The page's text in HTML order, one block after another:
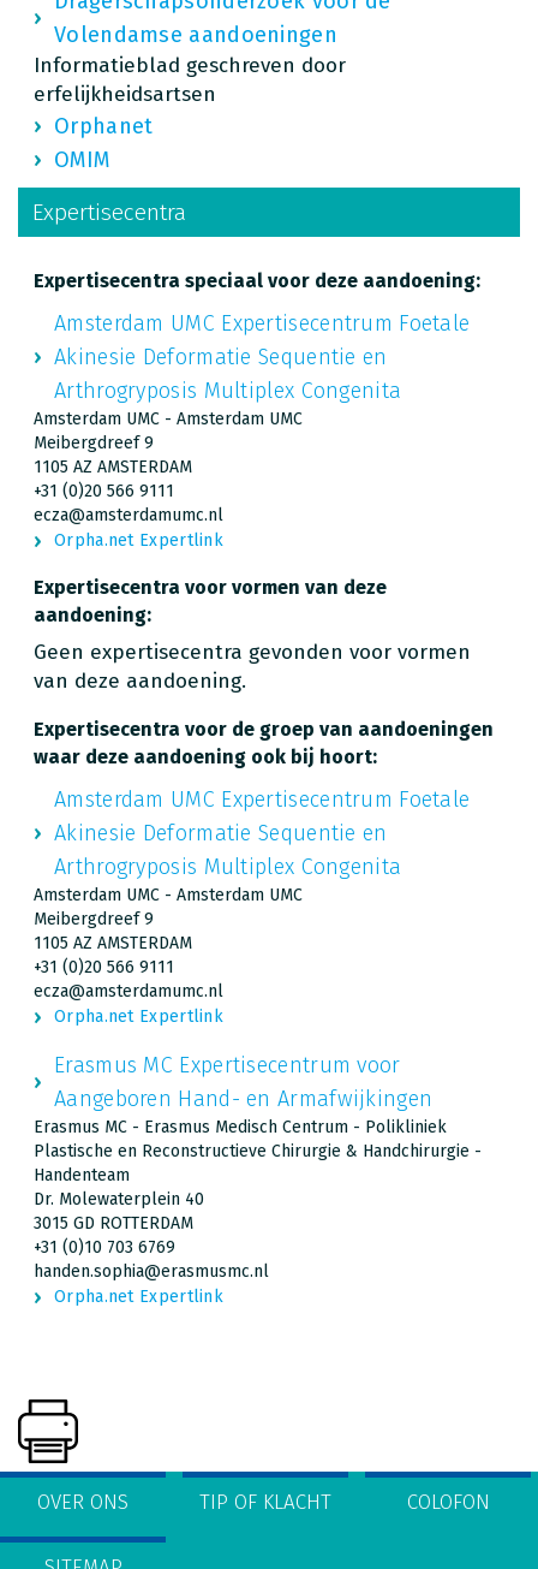
Volendamse aandoeningen
Informatieblad geschreven door
erfelijkheidsartsen
Orphanet
OMIM
Expertisecentra
Expertisecentra speciaal voor deze aandoening:
Amsterdam UMC Expertisecentrum Foetale
Akinesie Deformatie Sequentie en
Arthrogryposis Multiplex Congenita
Amsterdam UMC - Amsterdam UMC
Meibergdreef 9
1105 AZ AMSTERDAM
+31 (0)20 566 9111
ecza@amsterdamumc.nl
Orpha.net Expertlink
Expertisecentra voor vormen van deze
aandoening:
Geen expertisecentra gevonden voor vormen
van deze aandoening.
Expertisecentra voor de groep van aandoeningen
waar deze aandoening ook bij hoort:
Amsterdam UMC Expertisecentrum Foetale
Akinesie Deformatie Sequentie en
Arthrogryposis Multiplex Congenita
Amsterdam UMC - Amsterdam UMC
Meibergdreef 9
1105 AZ AMSTERDAM
+31 (0)20 566 9111
ecza@amsterdamumc.nl
Orpha.net Expertlink
Erasmus MC Expertisecentrum voor
Aangeboren Hand- en Armafwijkingen
Erasmus MC - Erasmus Medisch Centrum - Polikliniek
Plastische en Reconstructieve Chirurgie & Handchirurgie -
Handenteam
Dr. Molewaterplein 40
3015 GD ROTTERDAM
+31 (0)10 703 6769
handen.sophia@erasmusmc.nl
Orpha.net Expertlink
OVER ONS TIP OF KLACHT COLOFON